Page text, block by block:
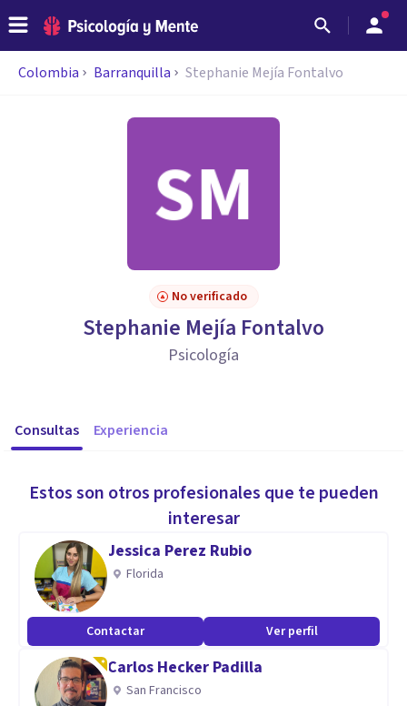
Colombia Barranquilla Stephanie Mejía Fontalvo
No verificado
Stephanie Mejía Fontalvo
Psicología
Consultas Experiencia
Estos son otros profesionales que te pueden
interesar
Jessica Perez Rubio
Florida
Contactar Ver perfil
Carlos Hecker Padilla
San Francisco